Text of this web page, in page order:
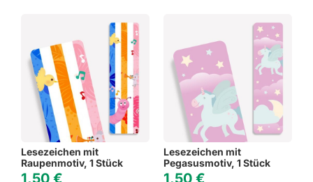
Lesezeichen mit
Raupenmotiv, 1 Stück
1,50 €
Lesezeichen mit
Pegasusmotiv, 1 Stück
1,50 €